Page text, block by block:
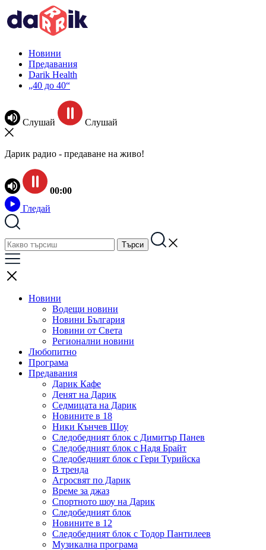
Новини
Предавания
Darik Health
„40 до 40“
Слушай Слушай
Дарик радио - предаване на живо!
00:00
Гледай
Новини
Водещи новини
Новини България
Новини от Света
Регионални новини
Любопитно
Програма
Предавания
Дарик Кафе
Денят на Дарик
Седмицата на Дарик
Новините в 18
Ники Кънчев Шоу
Следобедният блок с Димитър Панев
Следобедният блок с Надя Брайт
Следобедният блок с Гери Турийска
В тренда
Агросвят по Дарик
Време за джаз
Спортното шоу на Дарик
Следобедният блок
Новините в 12
Следобедният блок с Тодор Пантилеев
Музикална програма